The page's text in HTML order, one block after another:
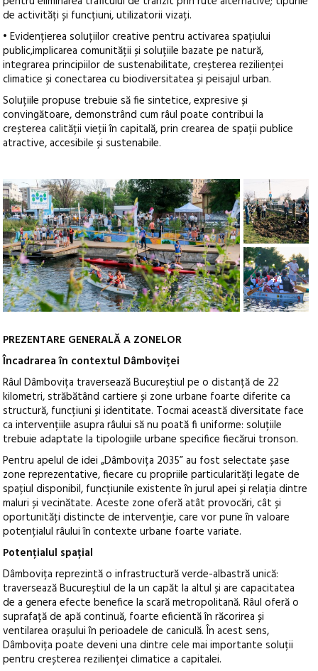
de activități și funcțiuni, utilizatorii vizați.
• Evidențierea soluțiilor creative pentru activarea spațiului
public,implicarea comunității și soluțiile bazate pe natură,
integrarea principiilor de sustenabilitate, creșterea rezilienței
climatice și conectarea cu biodiversitatea și peisajul urban.
Soluțiile propuse trebuie să fie sintetice, expresive și
convingătoare, demonstrând cum râul poate contribui la
creșterea calității vieții în capitală, prin crearea de spații publice
atractive, accesibile și sustenabile.
+4
PREZENTARE GENERALĂ A ZONELOR
Încadrarea în contextul Dâmboviței
Râul Dâmbovița traversează Bucureștiul pe o distanță de 22
kilometri, străbătând cartiere și zone urbane foarte diferite ca
structură, funcțiuni și identitate. Tocmai această diversitate face
ca intervențiile asupra râului să nu poată fi uniforme: soluțiile
trebuie adaptate la tipologiile urbane specifice fiecărui tronson.
Pentru apelul de idei „Dâmbovița 2035” au fost selectate șase
zone reprezentative, fiecare cu propriile particularități legate de
spațiul disponibil, funcțiunile existente în jurul apei și relația dintre
maluri și vecinătate. Aceste zone oferă atât provocări, cât și
oportunități distincte de intervenție, care vor pune în valoare
potențialul râului în contexte urbane foarte variate.
Potențialul spațial
Dâmbovița reprezintă o infrastructură verde-albastră unică:
traversează Bucureștiul de la un capăt la altul și are capacitatea
de a genera efecte benefice la scară metropolitană. Râul oferă o
suprafață de apă continuă, foarte eficientă în răcorirea și
ventilarea orașului în perioadele de caniculă. În acest sens,
Dâmbovița poate deveni una dintre cele mai importante soluții
pentru creșterea rezilienței climatice a capitalei.